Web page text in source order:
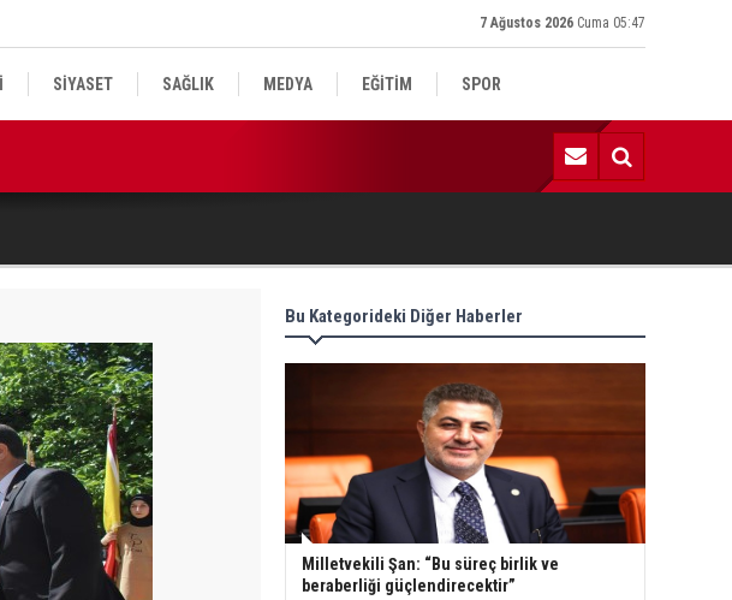
7 Ağustos 2026 Cuma 05:47
SİYASET SAĞLIK MEDYA EĞİTİM SPOR
Bu Kategorideki Diğer Haberler
Milletvekili Şan: “Bu süreç birlik ve
beraberliği güçlendirecektir”